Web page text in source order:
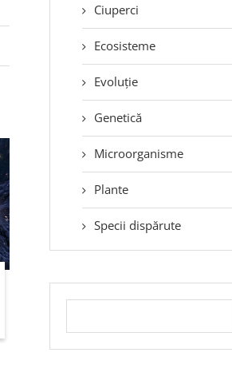
Ciuperci
Ecosisteme
Evoluție
Genetică
Microorganisme
Plante
Specii dispărute